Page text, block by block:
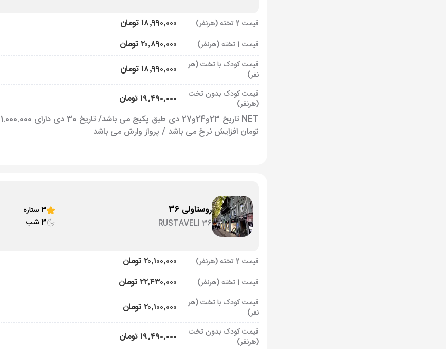
قیمت 2 تخته (هرنفر) ۱۸٬۹۹۰٬۰۰۰ تومان
قیمت 1 تخته (هرنفر) ۲۰٬۸۹۰٬۰۰۰ تومان
قیمت کودک با تخت (هر
نفر)
۱۸٬۹۹۰٬۰۰۰ تومان
قیمت کودک بدون تخت
(هرنفر)
۱۹٬۴۹۰٬۰۰۰ تومان
تومان افزایش نرخ می باشد / پرواز وارش می باشد
روستاولی 36
RUSTAVELI 36
3 ستاره
3 شب
قیمت 2 تخته (هرنفر) ۲۰٬۱۰۰٬۰۰۰ تومان
قیمت 1 تخته (هرنفر) ۲۲٬۴۳۰٬۰۰۰ تومان
قیمت کودک با تخت (هر
نفر)
۲۰٬۱۰۰٬۰۰۰ تومان
قیمت کودک بدون تخت
(هرنفر)
۱۹٬۴۹۰٬۰۰۰ تومان